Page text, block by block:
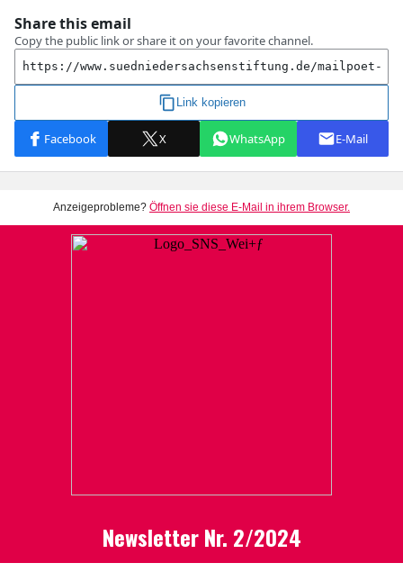
Anzeigeprobleme? Öffnen sie diese E-Mail in ihrem Browser.
Newsletter Nr. 2/2024